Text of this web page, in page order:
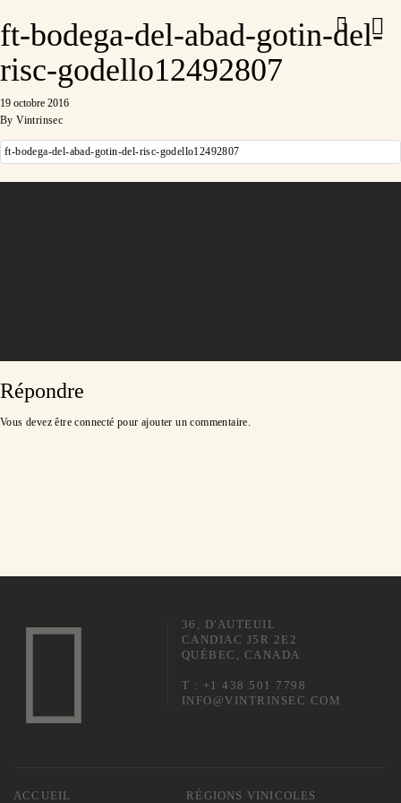
ft-bodega-del-abad-gotin-del-
risc-godello12492807
19 octobre 2016
ByVintrinsec
ft-bodega-del-abad-gotin-del-risc-godello12492807
Répondre
Vous devez êtreconnecté pour ajouter un commentaire.
36, D'AUTEUIL
CANDIAC J5R 2E2
QUÉBEC, CANADA
T : +1 438 501 7798
INFO@VINTRINSEC.COM
ACCUEIL RÉGIONS VINICOLES